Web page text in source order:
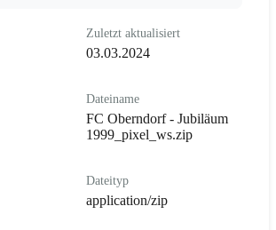
Zuletzt aktualisiert
03.03.2024
Dateiname
FC Oberndorf - Jubiläum
1999_pixel_ws.zip
Dateityp
application/zip